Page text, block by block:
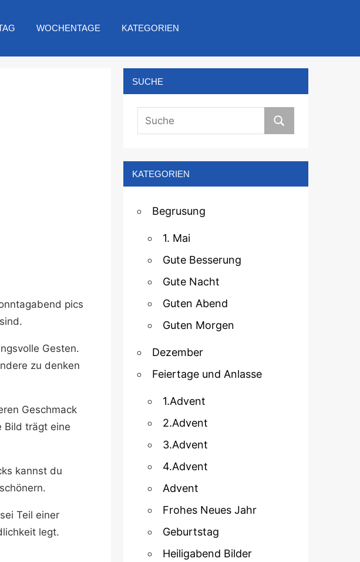
WOCHENTAGE KATEGORIEN
pics
Gesten.
zu denken
Geschmack
Bild trägt eine
kannst du
Teil einer
legt.
SUCHE
KATEGORIEN
Begrusung
1. Mai
Gute Besserung
Gute Nacht
Guten Abend
Guten Morgen
Dezember
Feiertage und Anlasse
1.Advent
2.Advent
3.Advent
4.Advent
Advent
Frohes Neues Jahr
Geburtstag
Heiligabend Bilder